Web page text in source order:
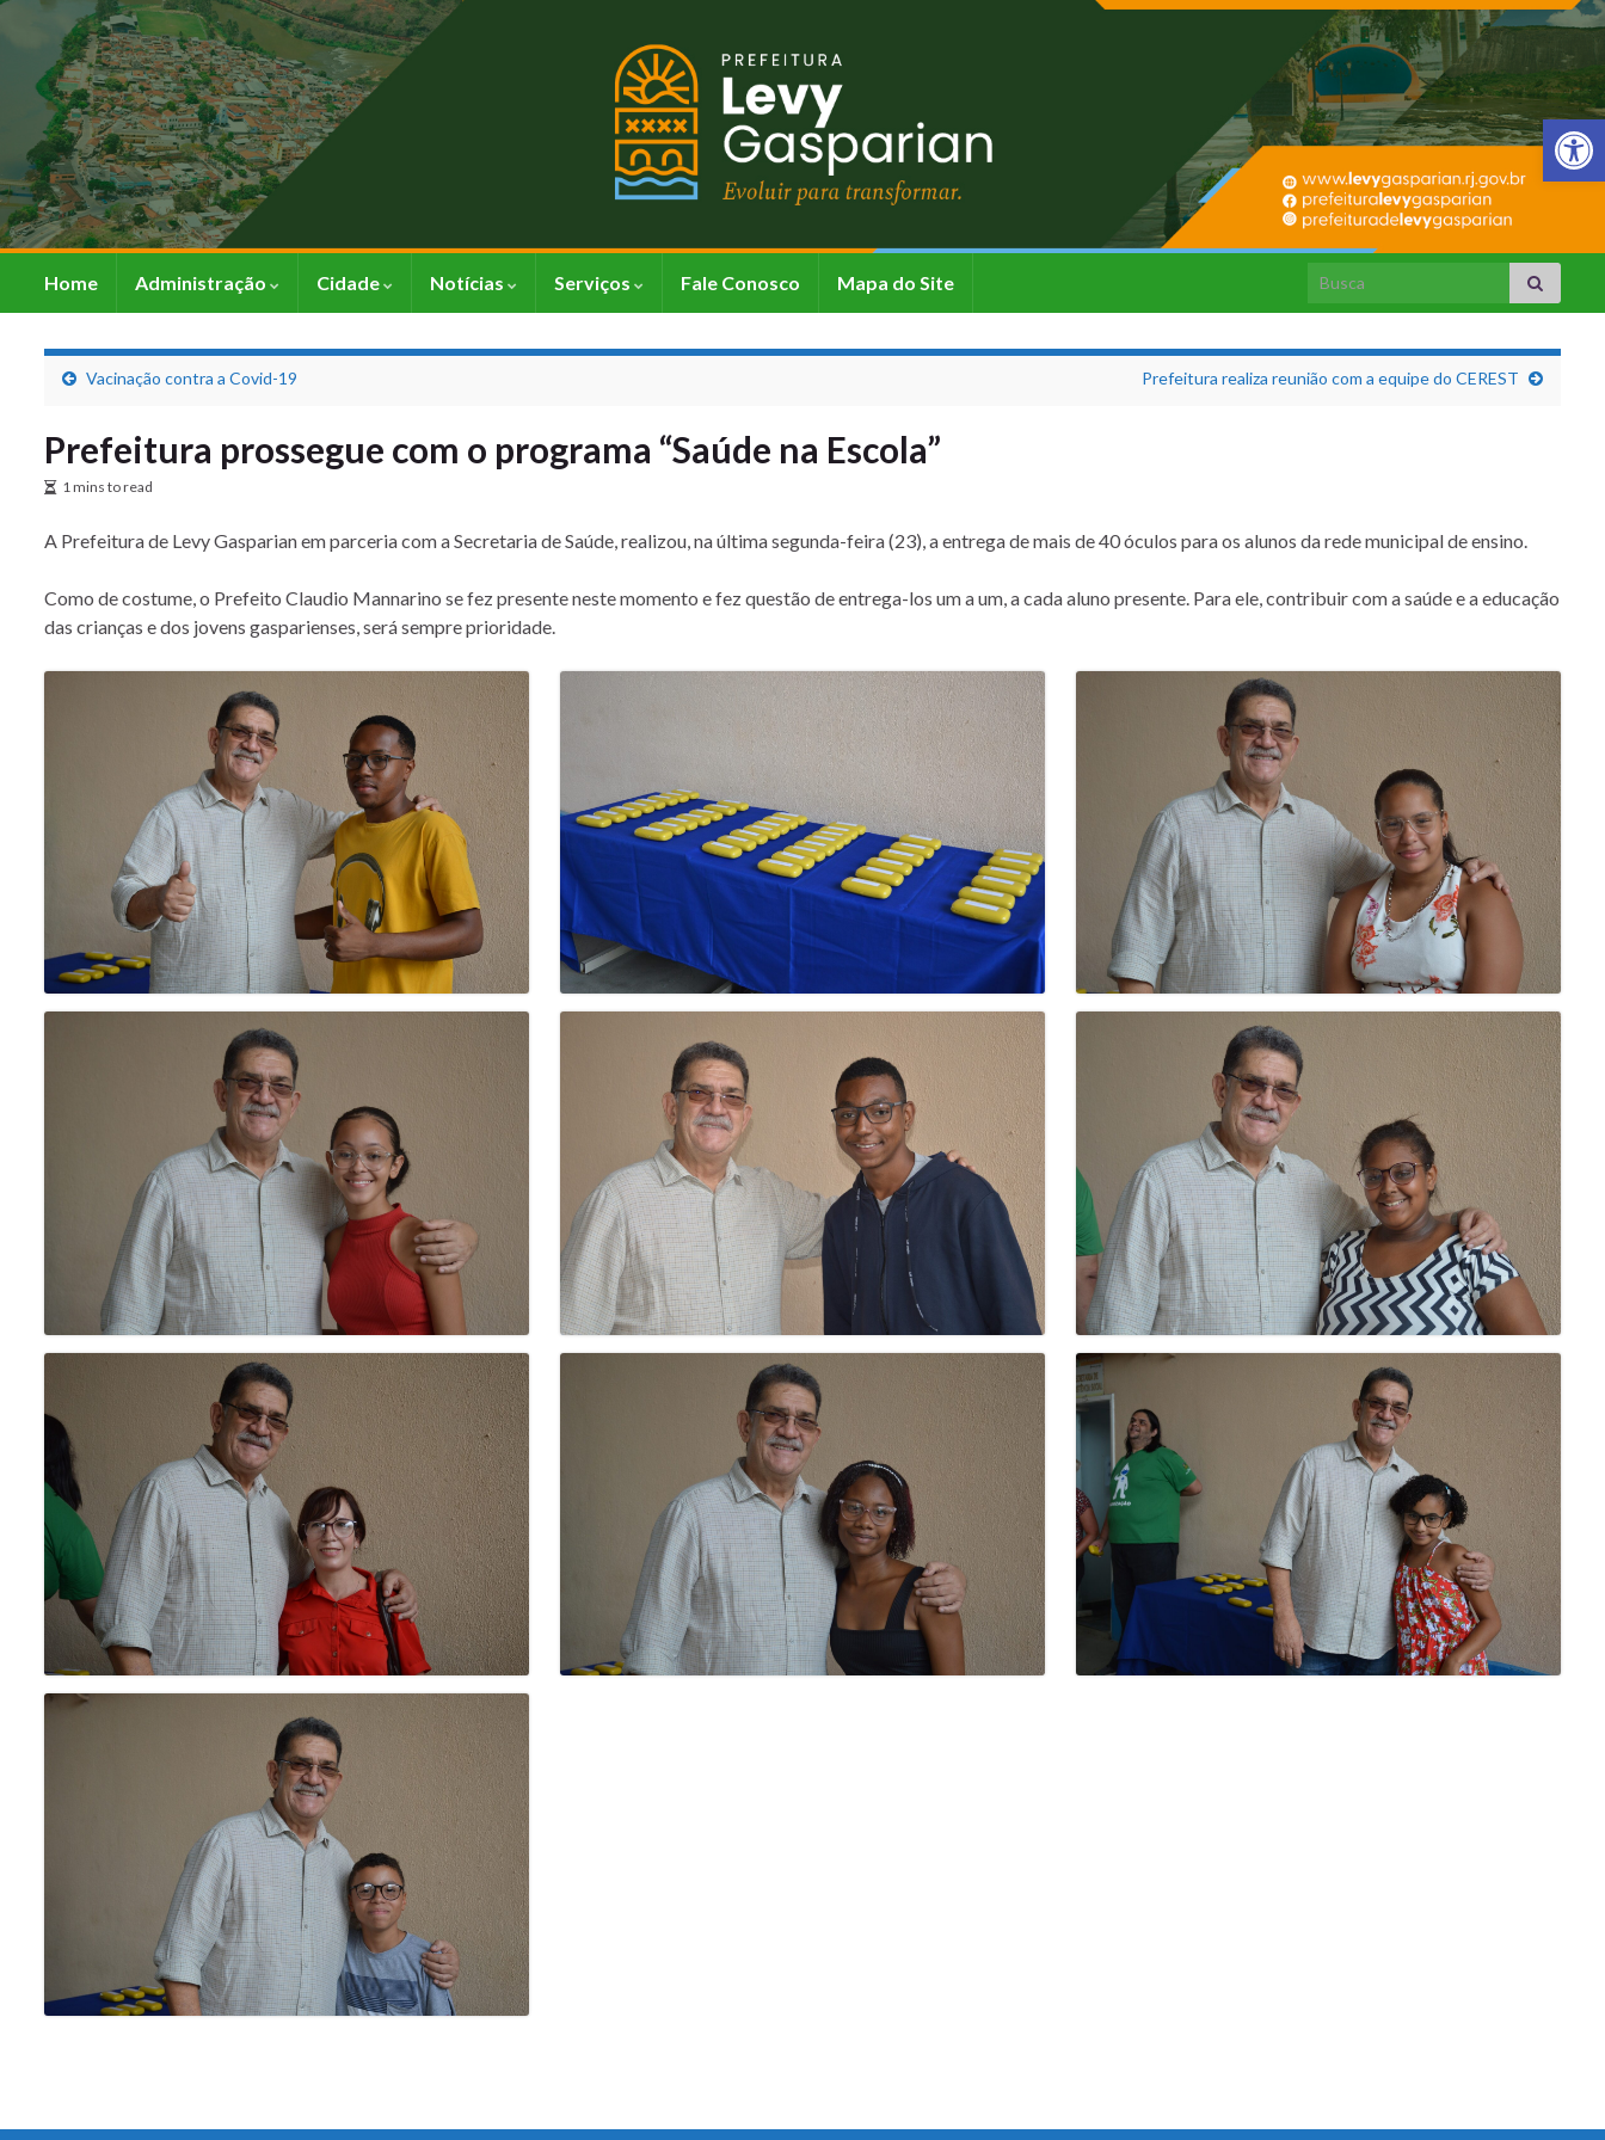
Barra de
Home Administração Cidade Notícias Serviços Fale Conosco Mapa do Site Search for:
Vacinação contra a Covid-19 Prefeitura realiza reunião com a equipe do CEREST
Prefeitura prossegue com o programa “Saúde na Escola”
1 mins to read
A Prefeitura de Levy Gasparian em parceria com a Secretaria de Saúde, realizou, na última segunda-feira (23), a entrega de mais de 40 óculos para os alunos da rede municipal de ensino.
Como de costume, o Prefeito Claudio Mannarino se fez presente neste momento e fez questão de entrega-los um a um, a cada aluno presente. Para ele, contribuir com a saúde e a educação
das crianças e dos jovens gasparienses, será sempre prioridade.